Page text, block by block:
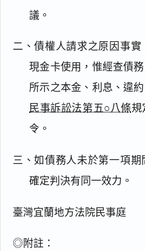
議。
二、債權人請求之原因事
現金卡使用，惟經查債
所示之本金、利息、違
民事訴訟法第五○八條規
令。
三、如債務人未於第一項
確定判決有同一效力。
臺灣宜蘭地方法院民事庭
◎附註：